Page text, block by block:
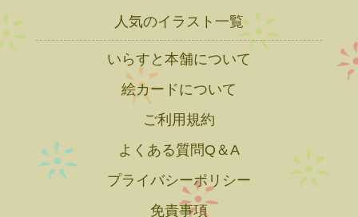
人気のイラスト一覧
いらすと本舗について
絵カードについて
ご利用規約
よくある質問Q＆A
プライバシーポリシー
免責事項